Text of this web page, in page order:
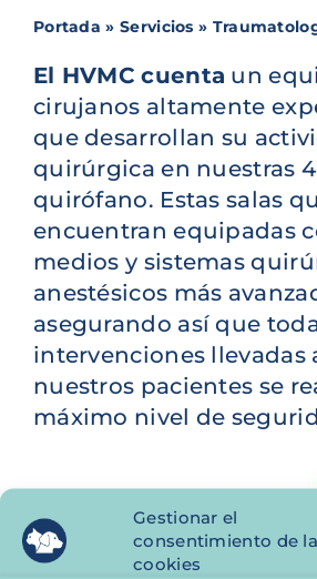
Gestionar el
consentimiento de
cookies
Portada » Servicios »
El HVMC cuenta un
cirujanos altamente
que desarrollan su
quirúrgica en nuestras
quirófano. Estas salas
encuentran equipadas
medios y sistemas
anestésicos más
asegurando así que
intervenciones llevadas
nuestros pacientes se
máximo nivel de